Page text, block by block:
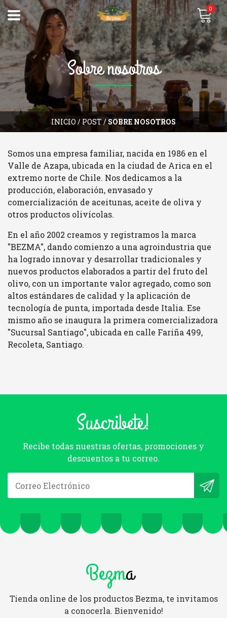
0
INICIO / POST/ SOBRE NOSOTROS
Sobre nosotros
Somos una empresa familiar, nacida en 1986 en el
Valle de Azapa, ubicada en la ciudad de Arica en el
extremo norte de Chile. Nos dedicamos a la
producción, elaboración, envasado y
comercialización de aceitunas, aceite de oliva y
otros productos olivícolas.
En el año 2002 creamos y registramos la marca
"BEZMA", dando comienzo a una agroindustria que
ha logrado innovar y desarrollar tradicionales y
nuevos productos elaborados a partir del fruto del
olivo, con un importante valor agregado, como son
altos estándares de calidad y la aplicación de
tecnología de punta, importada desde Italia. Ese
mismo año se inaugura la primera comercializadora
"Sucursal Santiago", ubicada en calle Fariña 499,
Recoleta, Santiago.
Suscribete!
Recibe todas nuestras ofertas, promociones y
descuentos a tu correo.
Bezma
Tienda online de los productos Bezma, te invitamos
a conocerla. Bienvenido!